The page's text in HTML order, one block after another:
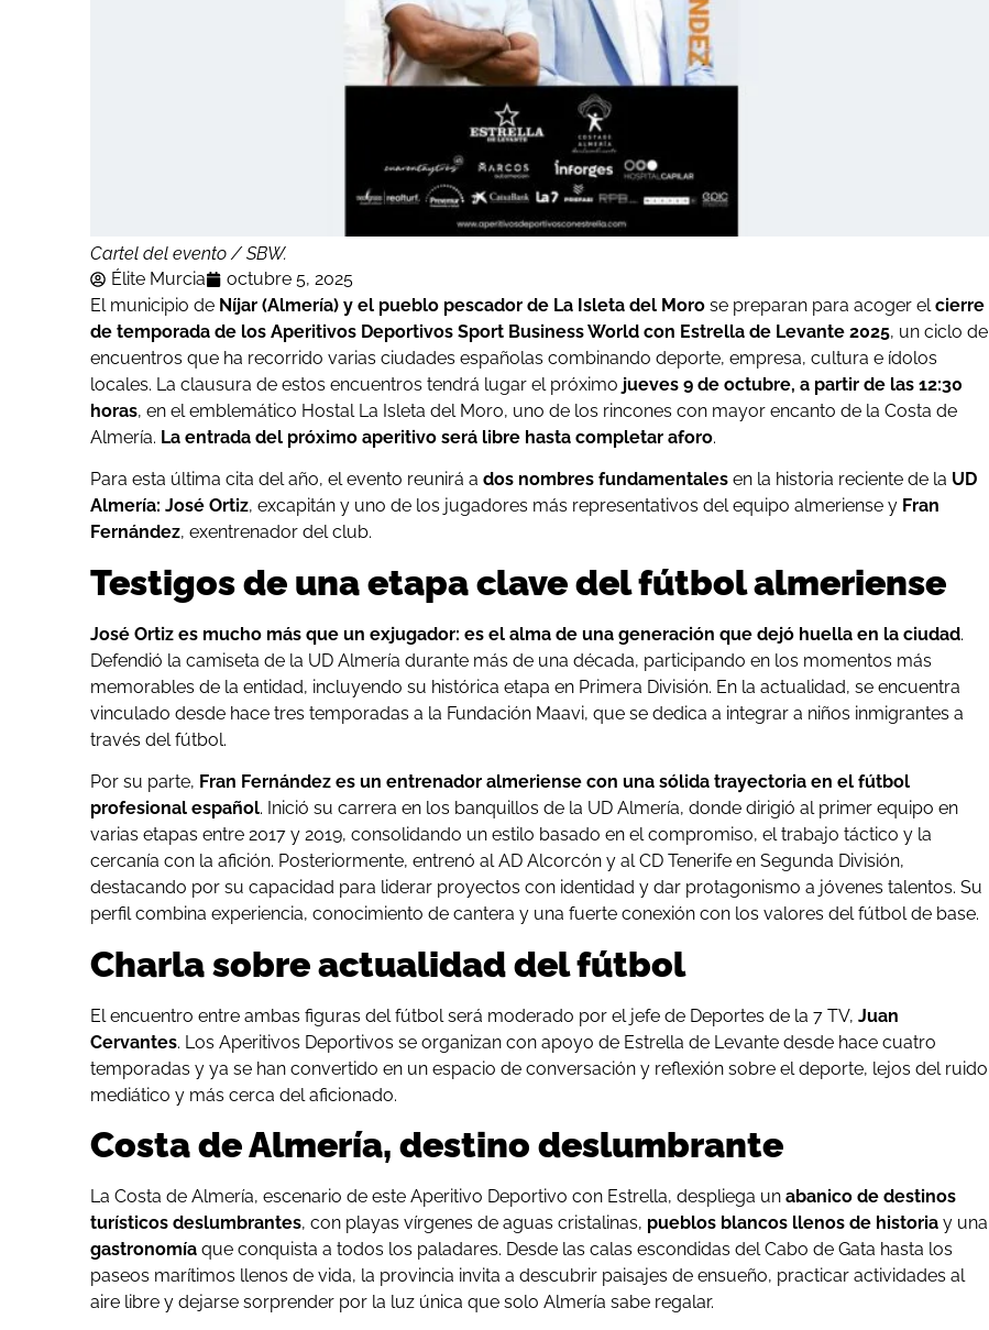
Cartel del evento / SBW.
Élite Murcia
octubre 5, 2025
El municipio de Níjar (Almería) y el pueblo pescador de La Isleta del Moro se preparan para acoger elcierre
de temporada de los Aperitivos Deportivos Sport Business World con Estrella de Levante 2025, un ciclo de
encuentros que ha recorrido varias ciudades españolas combinando deporte, empresa, cultura e ídolos
locales. La clausura de estos encuentros tendrá lugar el próximo jueves 9 de octubre, a partir de las 12:30
horas, en el emblemático Hostal La Isleta del Moro, uno de los rincones con mayor encanto de la Costa de
Almería. La entrada del próximo aperitivo será libre hasta completar aforo.
Para esta última cita del año, el evento reunirá a dos nombres fundamentales en la historia reciente de la UD
Almería: José Ortiz, excapitán y uno de los jugadores más representativos del equipo almeriense y Fran
Fernández, exentrenador del club.
Testigos de una etapa clave del fútbol almeriense
José Ortiz es mucho más que un exjugador: es el alma de una generación que dejó huella en la ciudad.
Defendió la camiseta de la UD Almería durante más de una década, participando en los momentos más
memorables de la entidad, incluyendo su histórica etapa en Primera División. En la actualidad, se encuentra
vinculado desde hace tres temporadas a la Fundación Maavi, que se dedica a integrar a niños inmigrantes a
través del fútbol.
Por su parte, Fran Fernández es un entrenador almeriense con una sólida trayectoria en el fútbol
profesional español. Inició su carrera en los banquillos de la UD Almería, donde dirigió al primer equipo en
varias etapas entre 2017 y 2019, consolidando un estilo basado en el compromiso, el trabajo táctico y la
cercanía con la afición. Posteriormente, entrenó al AD Alcorcón y al CD Tenerife en Segunda División,
destacando por su capacidad para liderar proyectos con identidad y dar protagonismo a jóvenes talentos. Su
perfil combina experiencia, conocimiento de cantera y una fuerte conexión con los valores del fútbol de base.
Charla sobre actualidad del fútbol
El encuentro entre ambas figuras del fútbol será moderado por el jefe de Deportes de la 7 TV, Juan
Cervantes. Los Aperitivos Deportivos se organizan con apoyo de Estrella de Levante desde hace cuatro
temporadas y ya se han convertido en un espacio de conversación y reflexión sobre el deporte, lejos del ruido
mediático y más cerca del aficionado.
Costa de Almería, destino deslumbrante
La Costa de Almería, escenario de este Aperitivo Deportivo con Estrella, despliega un abanico de destinos
turísticos deslumbrantes, con playas vírgenes de aguas cristalinas, pueblos blancos llenos de historia y una
gastronomía que conquista a todos los paladares. Desde las calas escondidas del Cabo de Gata hasta los
paseos marítimos llenos de vida, la provincia invita a descubrir paisajes de ensueño, practicar actividades al
aire libre y dejarse sorprender por la luz única que solo Almería sabe regalar.